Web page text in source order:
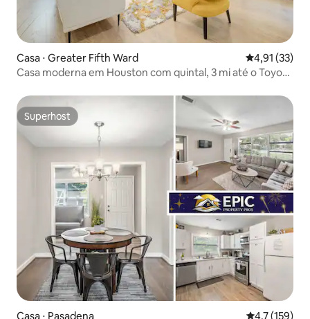
Casa ⋅ Greater Fifth Ward 4,91 de uma
4,91 (33)
Casa moderna em Houston com quintal, 3 mi até o Toyota
Superhost
Superhost
Casa ⋅ Pasadena 4,7 de uma
4,7 (159)